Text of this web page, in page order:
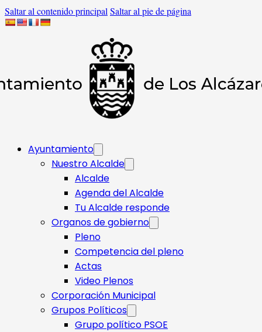
Saltar al contenido principal Saltar al pie de página
Ayuntamiento
Nuestro Alcalde
Alcalde
Agenda del Alcalde
Tu Alcalde responde​
Organos de gobierno
Pleno
Competencia del pleno
Actas
Video Plenos
Corporación Municipal
Grupos Políticos
Grupo político PSOE